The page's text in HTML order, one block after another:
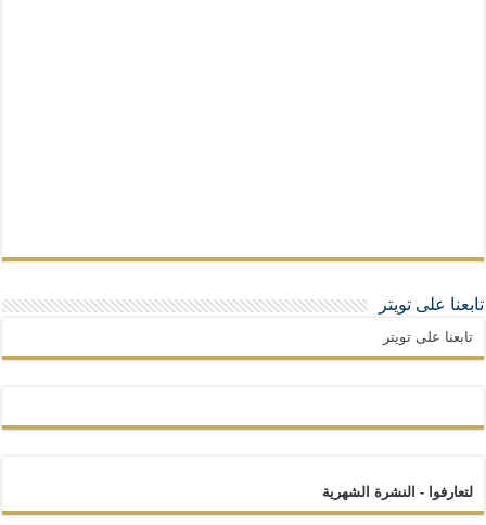
تابعنا على تويتر
تابعنا على تويتر
لتعارفوا - النشرة الشهرية